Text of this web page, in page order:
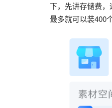
下，先讲存储费
最多就可以装400